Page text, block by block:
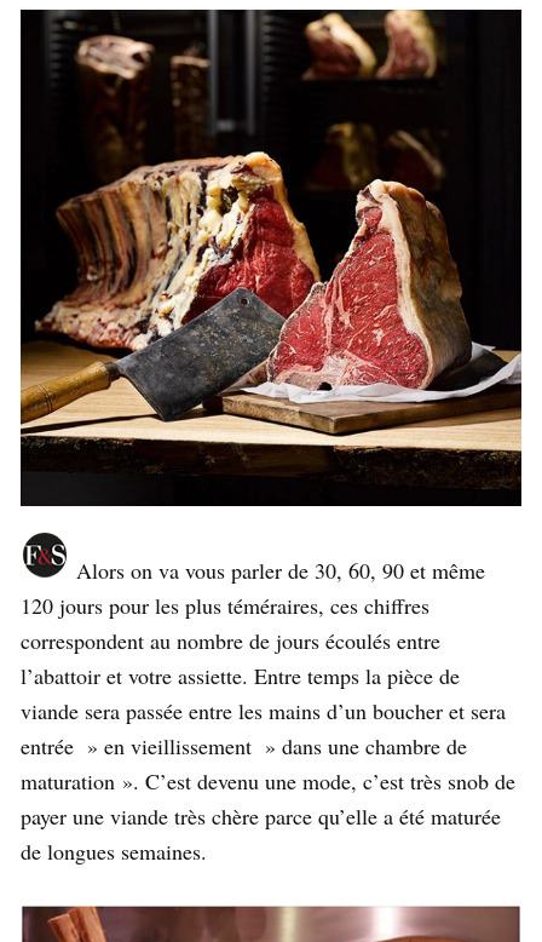
Alors on va vous parler de 30, 60, 90 et même
120 jours pour les plus téméraires, ces chiffres
correspondent au nombre de jours écoulés entre
l’abattoir et votre assiette. Entre temps la pièce de
viande sera passée entre les mains d’un boucher et sera
entrée » en vieillissement » dans une chambre de
maturation ». C’est devenu une mode, c’est très snob de
payer une viande très chère parce qu’elle a été maturée
de longues semaines.